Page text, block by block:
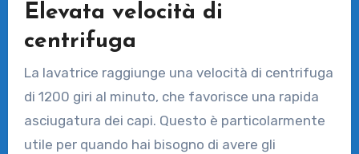
Elevata velocità di
centrifuga
La lavatrice raggiunge una velocità di centrifuga
di 1200 giri al minuto, che favorisce una rapida
asciugatura dei capi. Questo è particolarmente
utile per quando hai bisogno di avere gli